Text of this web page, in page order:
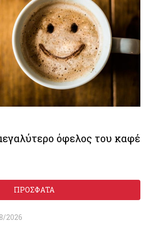
όφελος του καφέ
ΠΡΟΣΦΑΤΑ
2026